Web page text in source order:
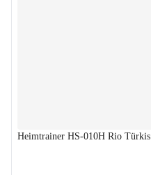
Heimtrainer HS-010H Rio Türkis